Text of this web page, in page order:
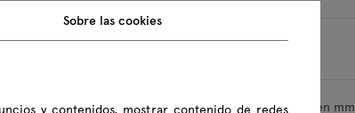
Dimensiones del paquete
Todas las dimensiones se indican en mm
Sobre las cookies
y contenidos, mostrar contenido de redes